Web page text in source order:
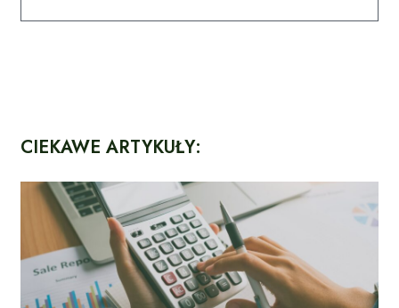
CIEKAWE ARTYKUŁY: